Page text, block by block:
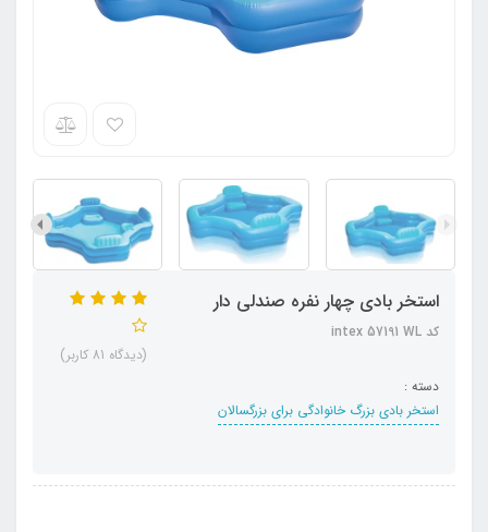
استخر بادی چهار نفره صندلی دار
کد intex 57191 WL
دسته :
استخر بادی بزرگ خانوادگی برای بزرگسالان
(دیدگاه 81 کاربر)